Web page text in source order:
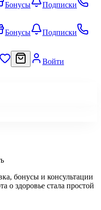
Бонусы
Подписки
Бонусы
Подписки
Войти
бонусы и консультации
о здоровье стала простой